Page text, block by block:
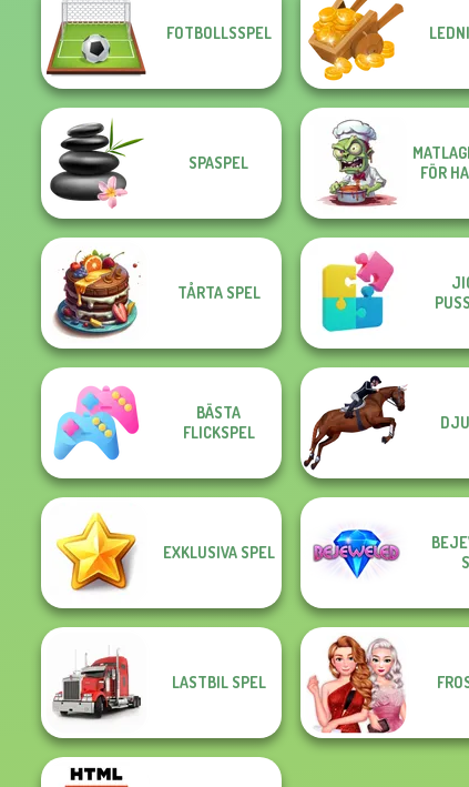
FOTBOLLSSPEL
SPASPEL
FÖR
TÅRTA SPEL
BÄSTA
FLICKSPEL
EXKLUSIVA SPEL
LASTBIL SPEL